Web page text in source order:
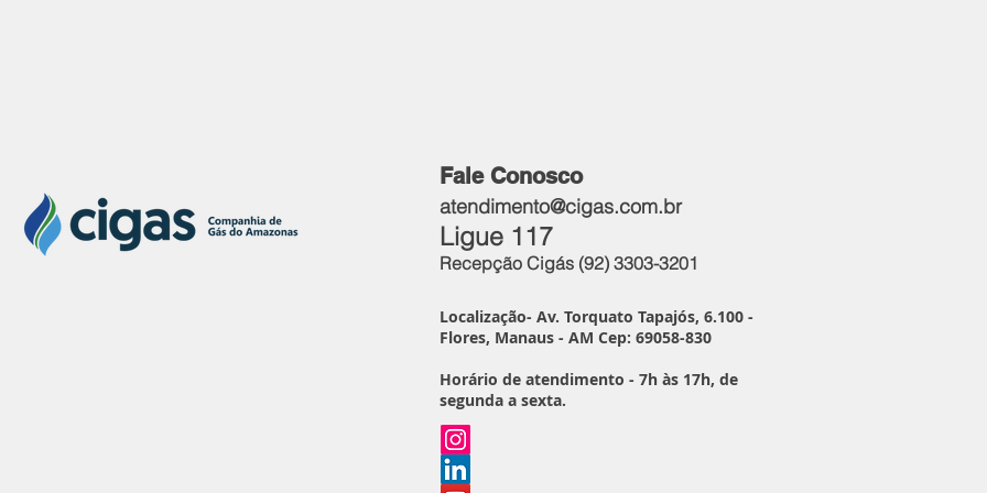
Fale Conosco
atendimento@cigas.com.br
Ligue 117​
Recepção Cigás (92) 3303-3201
Localização- Av. Torquato Tapajós, 6.100 -
Flores, Manaus - AM Cep: 69058-830
Horário de atendimento - 7h às 17h, de
segunda a sexta.